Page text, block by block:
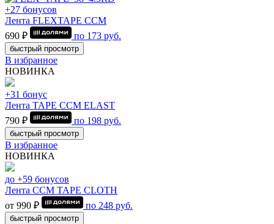
+27 бонусов
Лента FLEXTAPE CCM
690 ₽
по 173 руб.
быстрый просмотр
В избранное
НОВИНКА
+31 бонус
Лента TAPE CCM ELAST
790 ₽
по 198 руб.
быстрый просмотр
В избранное
НОВИНКА
до +59 бонусов
Лента CCM TAPE CLOTH
от 990 ₽
по 248 руб.
быстрый просмотр